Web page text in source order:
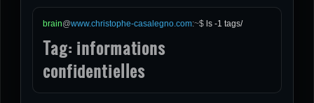
brain@www.christophe-casalegno.com:~$ ls -1 tags/
Tag: informations
confidentielles